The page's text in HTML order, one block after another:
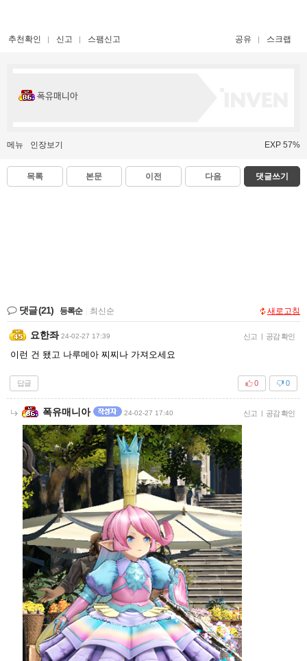
추천확인 신고 스팸신고 공유 스크랩
폭유매니아
메뉴 인장보기 EXP 57%
목록 본문 이전 다음 댓글쓰기
댓글(21) 등록순 최신순 새로고침
요한좌 24-02-27 17:39 신고 | 공감 확인
이런 건 됐고 나루메아 찌찌나 가져오세요
답글 0
0
폭유매니아 24-02-27 17:40 신고 | 공감 확인